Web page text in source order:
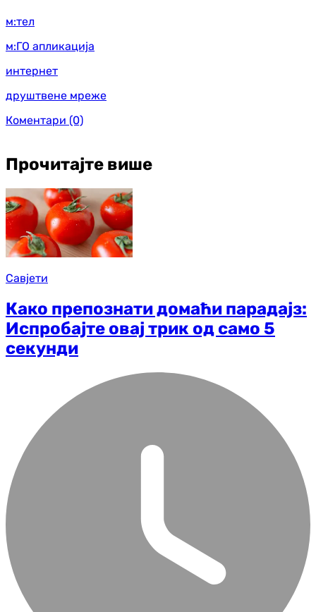
м:тел
м:ГО апликација
интернет
друштвене мреже
Коментари (0)
Прочитајте више
Савјети
Како препознати домаћи парадајз:
Испробајте овај трик од само 5
секунди